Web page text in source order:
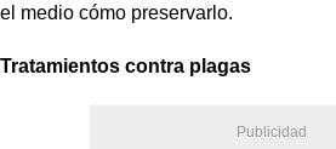
el medio cómo preservarlo.
Tratamientos contra plagas